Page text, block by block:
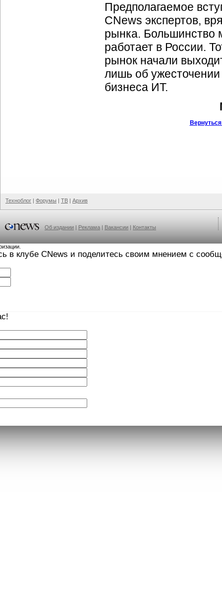
Предполагаемое
CNews экспертов,
рынка. Большинство
работает в России.
рынок начали
лишь об
бизнеса ИТ.
Техноблог | Форумы | ТВ | Архив
Об издании | Реклама | Вакансии | Контакты
в клубе CNews и поделитесь своим мнением с